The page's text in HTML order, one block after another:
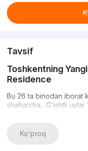
Tavsif
Toshkentning
Residence
Bu 26 ta binodan iborat
shaharcha. G'ishtli uylar
Toshkent shahrining
inshootning ishlab
Ko'proq